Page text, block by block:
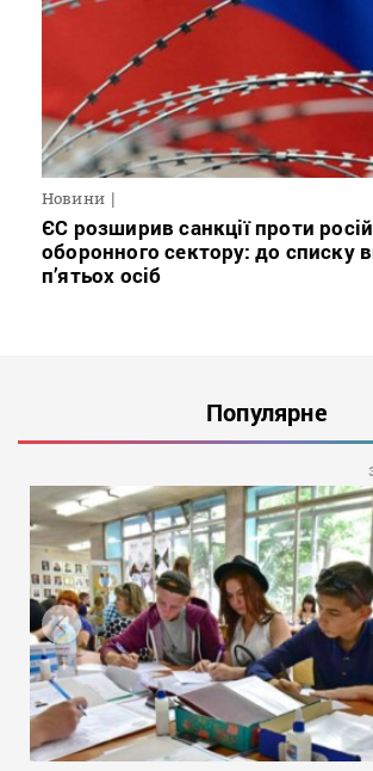
Новини
ЄС розширив санкції проти
оборонного сектору: до списку
п’ятьох осіб
Популярне